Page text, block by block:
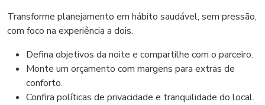
Transforme planejamento em hábito saudável, sem pressão,
com foco na experiência a dois.
Defina objetivos da noite e compartilhe com o parceiro.
Monte um orçamento com margens para extras de
conforto.
Confira políticas de privacidade e tranquilidade do local.